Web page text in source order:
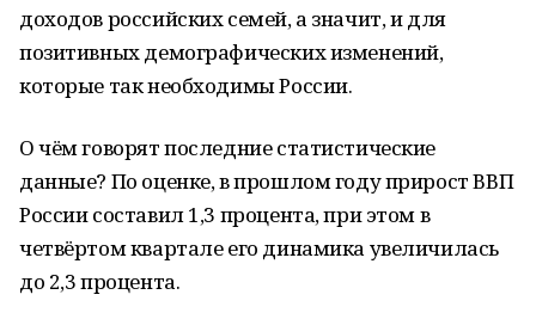
доходов российских семей, а значит, и для
позитивных демографических изменений,
которые так необходимы России.
О чём говорят последние статистические
данные? По оценке, в прошлом году прирост ВВП
России составил 1,3 процента, при этом в
четвёртом квартале его динамика увеличилась
до 2,3 процента.